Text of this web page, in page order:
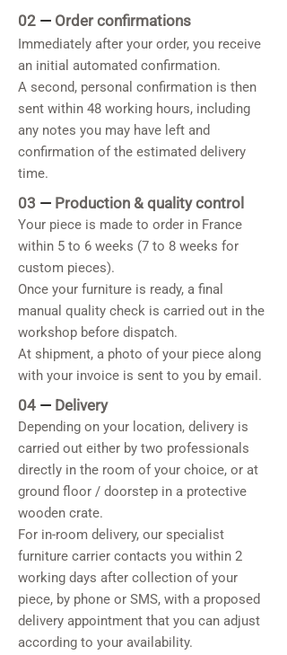
02 — Order confirmations
Immediately after your order, you receive
an initial automated confirmation.
A second, personal confirmation is then
sent within 48 working hours, including
any notes you may have left and
confirmation of the estimated delivery
time.
03 — Production & quality control
Your piece is made to order in France
within 5 to 6 weeks (7 to 8 weeks for
custom pieces).
Once your furniture is ready, a final
manual quality check is carried out in the
workshop before dispatch.
At shipment, a photo of your piece along
with your invoice is sent to you by email.
04 — Delivery
Depending on your location, delivery is
carried out either by two professionals
directly in the room of your choice, or at
ground floor / doorstep in a protective
wooden crate.
For in-room delivery, our specialist
furniture carrier contacts you within 2
working days after collection of your
piece, by phone or SMS, with a proposed
delivery appointment that you can adjust
according to your availability.